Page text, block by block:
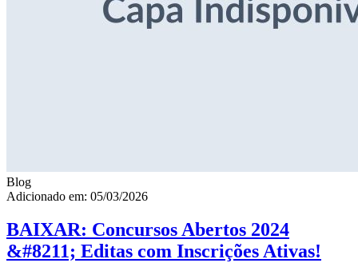
Blog
Adicionado em: 05/03/2026
BAIXAR: Concursos Abertos 2024
&#8211; Editas com Inscrições Ativas!